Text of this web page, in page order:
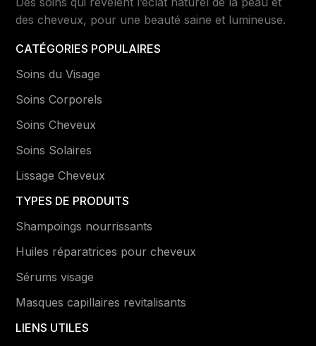
des cheveux, pour une beauté saine et lumineuse.
CATÉGORIES POPULAIRES
Soins du Visage
Soins Corporels
Soins Cheveux
Soins Solaires
Lissage Cheveux
TYPES DE PRODUITS
Shampoings nourrissants
Huiles réparatrices pour cheveux
Sérums visage
Masques capillaires revitalisants
LIENS UTILES